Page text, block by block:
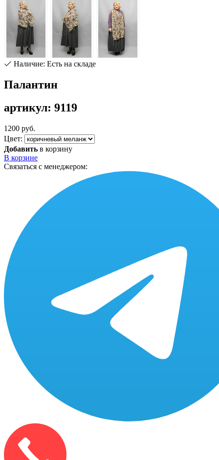
Наличие: Есть на складе
Палантин
артикул: 9119
1200 руб.
Цвет:
Добавить в корзину
В корзине
Связаться с менеджером: